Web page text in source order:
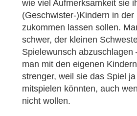
wie viel Aufmerksamkeit sie
(Geschwister-)Kindern in der
zukommen lassen sollen.
schwer, der kleinen
Spielewunsch abzuschlagen
man mit den eigenen
strenger, weil sie das Spiel ja
mitspielen könnten, auch
nicht wollen.